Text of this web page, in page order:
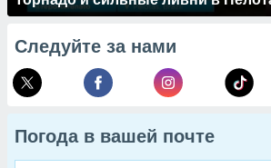
Следуйте за нами
Погода в вашей почте